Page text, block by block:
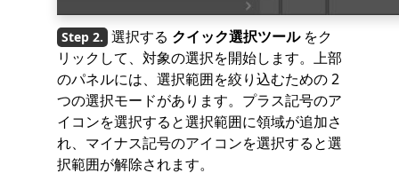
選択する クイック選択ツール をク
リックして、対象の選択を開始します。上部
のパネルには、選択範囲を絞り込むための 2
つの選択モードがあります。プラス記号のア
イコンを選択すると選択範囲に領域が追加さ
れ、マイナス記号のアイコンを選択すると選
択範囲が解除されます。